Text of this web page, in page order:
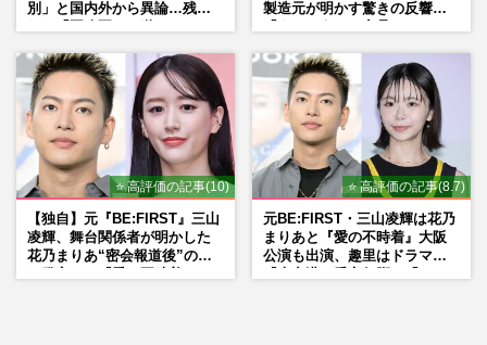
別」と国内外から異論…残さ
製造元が明かす驚きの反響
⭐ 高評価の記事(10)
【独自】元『BE:FIRST』三山
凌輝、舞台関係者が明かした
花乃まりあ“密会報道後”の呆
⭐ 高評価の記事(8.7)
元BE:FIRST・三山凌輝は花乃
まりあと『愛の不時着』大阪
公演も出演、趣里はドラマ